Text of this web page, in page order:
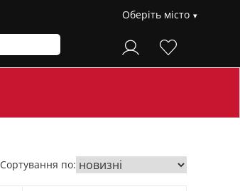
Оберіть місто
Сортування по: